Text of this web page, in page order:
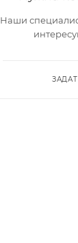
Наши